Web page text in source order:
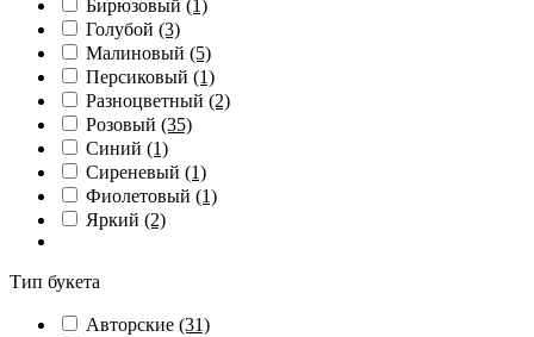
Бирюзовый (1)
Голубой (3)
Малиновый (5)
Персиковый (1)
Разноцветный (2)
Розовый (35)
Синий (1)
Сиреневый (1)
Фиолетовый (1)
Яркий (2)
Тип букета
Авторские (31)